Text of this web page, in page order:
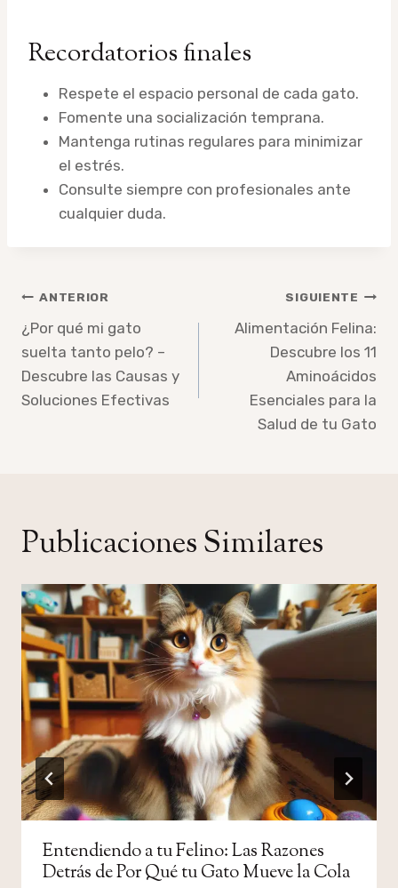
Recordatorios finales
Respete el espacio personal de cada gato.
Fomente una socialización temprana.
Mantenga rutinas regulares para minimizar
el estrés.
Consulte siempre con profesionales ante
cualquier duda.
Navegación
de
entradas
ANTERIOR
¿Por qué mi gato
suelta tanto pelo? –
Descubre las Causas y
Soluciones Efectivas
SIGUIENTE
Alimentación Felina:
Descubre los 11
Aminoácidos
Esenciales para la
Salud de tu Gato
Publicaciones Similares
Entendiendo a tu Felino: Las Razones
Detrás de Por Qué tu Gato Mueve la Cola